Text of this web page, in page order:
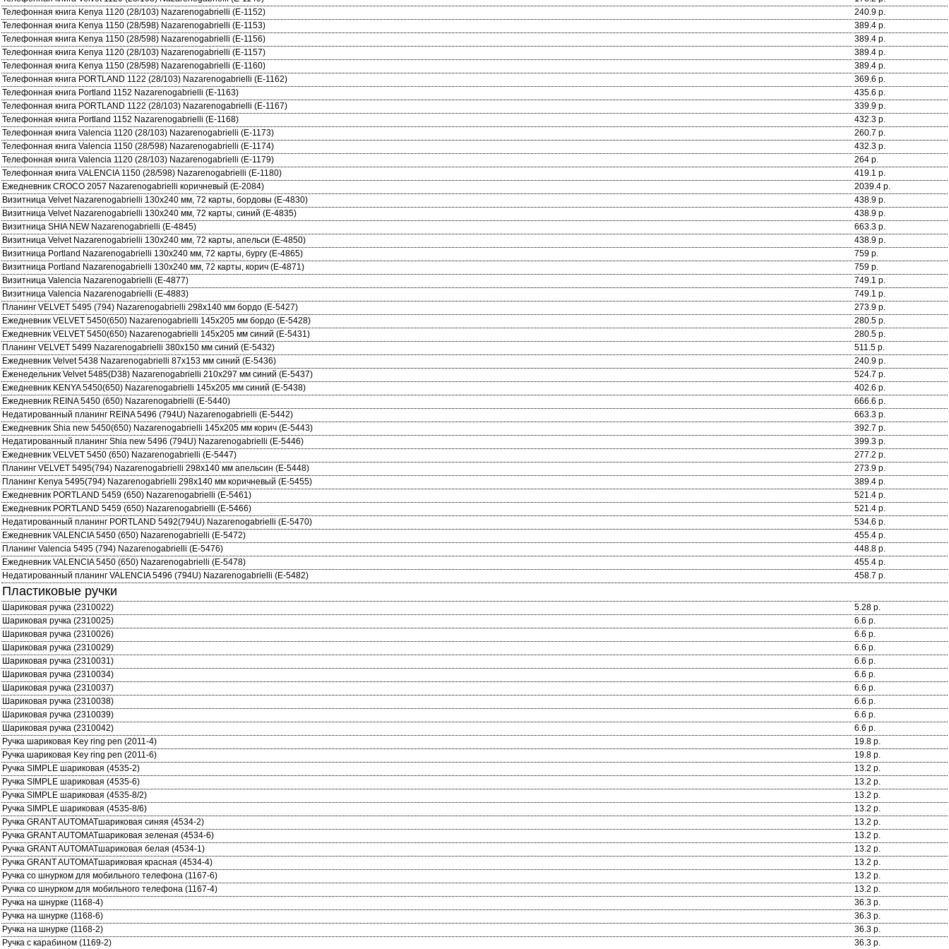
Телефонная книга Kenya 1120 (28/103) Nazarenogabrielli (E-1152)
240.9 р.
Телефонная книга Kenya 1150 (28/598) Nazarenogabrielli (E-1153)
389.4 р.
Телефонная книга Kenya 1150 (28/598) Nazarenogabrielli (E-1156)
389.4 р.
Телефонная книга Kenya 1120 (28/103) Nazarenogabrielli (E-1157)
389.4 р.
Телефонная книга Kenya 1150 (28/598) Nazarenogabrielli (E-1160)
389.4 р.
Телефонная книга PORTLAND 1122 (28/103) Nazarenogabrielli (E-1162)
369.6 р.
Телефонная книга Portland 1152 Nazarenogabrielli (E-1163)
435.6 р.
Телефонная книга PORTLAND 1122 (28/103) Nazarenogabrielli (E-1167)
339.9 р.
Телефонная книга Portland 1152 Nazarenogabrielli (E-1168)
432.3 р.
Телефонная книга Valencia 1120 (28/103) Nazarenogabrielli (E-1173)
260.7 р.
Телефонная книга Valencia 1150 (28/598) Nazarenogabrielli (E-1174)
432.3 р.
Телефонная книга Valencia 1120 (28/103) Nazarenogabrielli (E-1179)
264 р.
Телефонная книга VALENCIA 1150 (28/598) Nazarenogabrielli (E-1180)
419.1 р.
Ежедневник CROCO 2057 Nazarenogabrielli коричневый (E-2084)
2039.4 р.
Визитница Velvet Nazarenogabrielli 130х240 мм, 72 карты, бордовы (E-4830)
438.9 р.
Визитница Velvet Nazarenogabrielli 130х240 мм, 72 карты, синий (E-4835)
438.9 р.
Визитница SHIA NEW Nazarenogabrielli (E-4845)
663.3 р.
Визитница Velvet Nazarenogabrielli 130х240 мм, 72 карты, апельси (E-4850)
438.9 р.
Визитница Portland Nazarenogabrielli 130х240 мм, 72 карты, бургу (E-4865)
759 р.
Визитница Portland Nazarenogabrielli 130х240 мм, 72 карты, корич (E-4871)
759 р.
Визитница Valencia Nazarenogabrielli (E-4877)
749.1 р.
Визитница Valencia Nazarenogabrielli (E-4883)
749.1 р.
Планинг VELVET 5495 (794) Nazarenogabrielli 298x140 мм бордо (E-5427)
273.9 р.
Ежедневник VELVET 5450(650) Nazarenogabrielli 145x205 мм бордо (E-5428)
280.5 р.
Ежедневник VELVET 5450(650) Nazarenogabrielli 145x205 мм синий (E-5431)
280.5 р.
Планинг VELVET 5499 Nazarenogabrielli 380x150 мм синий (E-5432)
511.5 р.
Ежедневник Velvet 5438 Nazarenogabrielli 87x153 мм синий (E-5436)
240.9 р.
Еженедельник Velvet 5485(D38) Nazarenogabrielli 210x297 мм синий (E-5437)
524.7 р.
Ежедневник KENYA 5450(650) Nazarenogabrielli 145x205 мм синий (E-5438)
402.6 р.
Ежедневник REINA 5450 (650) Nazarenogabrielli (E-5440)
666.6 р.
Недатированный планинг REINA 5496 (794U) Nazarenogabrielli (E-5442)
663.3 р.
Ежедневник Shia new 5450(650) Nazarenogabrielli 145x205 мм корич (E-5443)
392.7 р.
Недатированный планинг Shia new 5496 (794U) Nazarenogabrielli (E-5446)
399.3 р.
Ежедневник VELVET 5450 (650) Nazarenogabrielli (E-5447)
277.2 р.
Планинг VELVET 5495(794) Nazarenogabrielli 298x140 мм апельсин (E-5448)
273.9 р.
Планинг Kenya 5495(794) Nazarenogabrielli 298x140 мм коричневый (E-5455)
389.4 р.
Ежедневник PORTLAND 5459 (650) Nazarenogabrielli (E-5461)
521.4 р.
Ежедневник PORTLAND 5459 (650) Nazarenogabrielli (E-5466)
521.4 р.
Недатированный планинг PORTLAND 5492(794U) Nazarenogabrielli (E-5470)
534.6 р.
Ежедневник VALENCIA 5450 (650) Nazarenogabrielli (E-5472)
455.4 р.
Планинг Valencia 5495 (794) Nazarenogabrielli (E-5476)
448.8 р.
Ежедневник VALENCIA 5450 (650) Nazarenogabrielli (E-5478)
455.4 р.
Недатированный планинг VALENCIA 5496 (794U) Nazarenogabrielli (E-5482)
458.7 р.
Пластиковые ручки
Шариковая ручка (2310022)
5.28 р.
Шариковая ручка (2310025)
6.6 р.
Шариковая ручка (2310026)
6.6 р.
Шариковая ручка (2310029)
6.6 р.
Шариковая ручка (2310031)
6.6 р.
Шариковая ручка (2310034)
6.6 р.
Шариковая ручка (2310037)
6.6 р.
Шариковая ручка (2310038)
6.6 р.
Шариковая ручка (2310039)
6.6 р.
Шариковая ручка (2310042)
6.6 р.
Ручка шариковая Key ring pen (2011-4)
19.8 р.
Ручка шариковая Key ring pen (2011-6)
19.8 р.
Ручка SIMPLE шариковая (4535-2)
13.2 р.
Ручка SIMPLE шариковая (4535-6)
13.2 р.
Ручка SIMPLE шариковая (4535-8/2)
13.2 р.
Ручка SIMPLE шариковая (4535-8/6)
13.2 р.
Ручка GRANT AUTOMATшариковая синяя (4534-2)
13.2 р.
Ручка GRANT AUTOMATшариковая зеленая (4534-6)
13.2 р.
Ручка GRANT AUTOMATшариковая белая (4534-1)
13.2 р.
Ручка GRANT AUTOMATшариковая красная (4534-4)
13.2 р.
Ручка со шнурком для мобильного телефона (1167-6)
13.2 р.
Ручка со шнурком для мобильного телефона (1167-4)
13.2 р.
Ручка на шнурке (1168-4)
36.3 р.
Ручка на шнурке (1168-6)
36.3 р.
Ручка на шнурке (1168-2)
36.3 р.
Ручка с карабином (1169-2)
36.3 р.